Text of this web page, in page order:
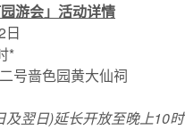
游会」活动详情
日
*
号啬色园黄大仙祠
翌日)延长开放至晚上10时